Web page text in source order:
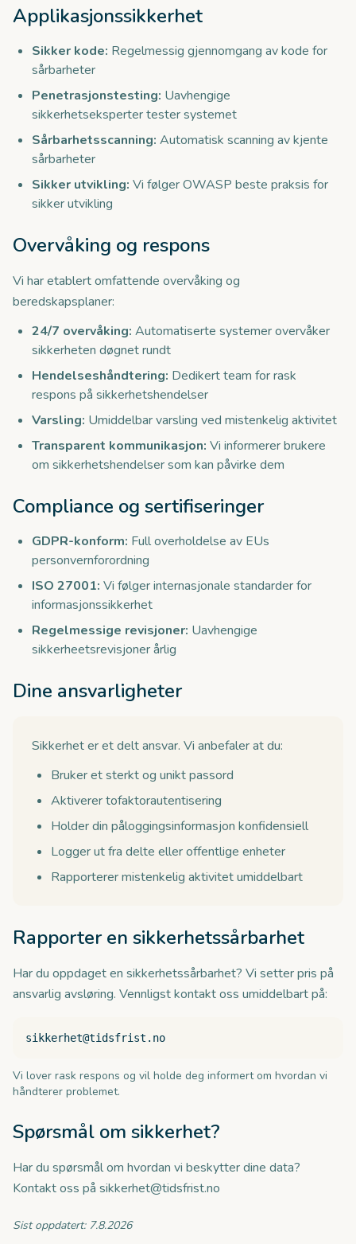
Applikasjons­sikkerhet
Sikker kode: Regelmessig gjennomgang av kode for
sårbarheter
Penetrasjonstesting: Uavhengige
sikkerhetseksperter tester systemet
Sårbarhetsscanning: Automatisk scanning av kjente
sårbarheter
Sikker utvikling: Vi følger OWASP beste praksis for
sikker utvikling
Overvåking og respons
Vi har etablert omfattende overvåking og
beredskapsplaner:
24/7 overvåking: Automatiserte systemer overvåker
sikkerheten døgnet rundt
Hendelseshåndtering: Dedikert team for rask
respons på sikkerhetshendelser
Varsling: Umiddelbar varsling ved mistenkelig aktivitet
Transparent kommunikasjon: Vi informerer brukere
om sikkerhetshendelser som kan påvirke dem
Compliance og sertifiseringer
GDPR-konform: Full overholdelse av EUs
personvernforordning
ISO 27001: Vi følger internasjonale standarder for
informasjonssikkerhet
Regelmessige revisjoner: Uavhengige
sikkerheetsrevisjoner årlig
Dine ansvarligheter
Sikkerhet er et delt ansvar. Vi anbefaler at du:
Bruker et sterkt og unikt passord
Aktiverer tofaktorautentisering
Holder din påloggingsinformasjon konfidensiell
Logger ut fra delte eller offentlige enheter
Rapporterer mistenkelig aktivitet umiddelbart
Rapporter en sikkerhets­sårbarhet
Har du oppdaget en sikkerhetssårbarhet? Vi setter pris på
ansvarlig avsløring. Vennligst kontakt oss umiddelbart på:
sikkerhet@tidsfrist.no
Vi lover rask respons og vil holde deg informert om hvordan vi
håndterer problemet.
Spørsmål om sikkerhet?
Har du spørsmål om hvordan vi beskytter dine data?
Kontakt oss på sikkerhet@tidsfrist.no
Sist oppdatert: 7.8.2026